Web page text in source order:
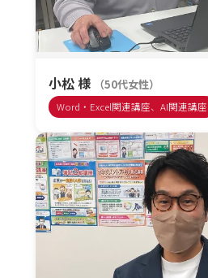
小松 様 （50代女性）
Word・Excel関連講座、AI関連講座